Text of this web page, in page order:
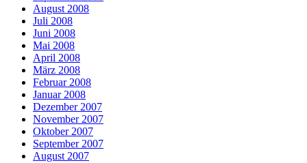
August 2008
Juli 2008
Juni 2008
Mai 2008
April 2008
März 2008
Februar 2008
Januar 2008
Dezember 2007
November 2007
Oktober 2007
September 2007
August 2007